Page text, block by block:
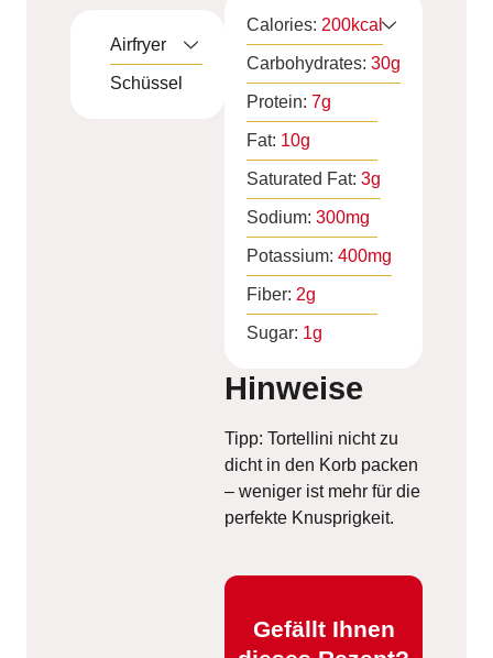
Airfryer
Schüssel
Calories: 200kcal
Carbohydrates: 30g
Protein: 7g
Fat: 10g
Saturated Fat: 3g
Sodium: 300mg
Potassium: 400mg
Fiber: 2g
Sugar: 1g
Hinweise
Tipp: Tortellini nicht zu
dicht in den Korb packen
– weniger ist mehr für die
perfekte Knusprigkeit.
Gefällt Ihnen